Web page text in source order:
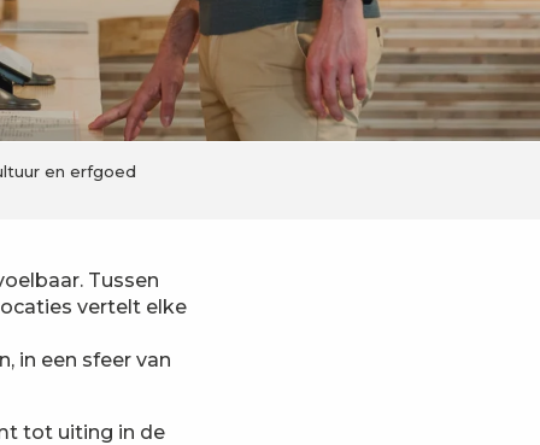
en erfgoed
Tussen
vertelt elke
in een sfeer van
tot uiting in de